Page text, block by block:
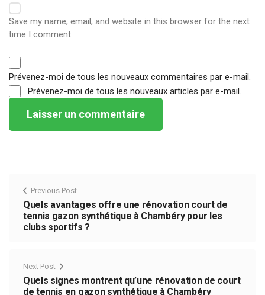
Save my name, email, and website in this browser for the next
time I comment.
Prévenez-moi de tous les nouveaux commentaires par e-mail.
Prévenez-moi de tous les nouveaux articles par e-mail.
Previous Post
Quels avantages offre une rénovation court de
tennis gazon synthétique à Chambéry pour les
clubs sportifs ?
Next Post
Quels signes montrent qu’une rénovation de court
de tennis en gazon synthétique à Chambéry